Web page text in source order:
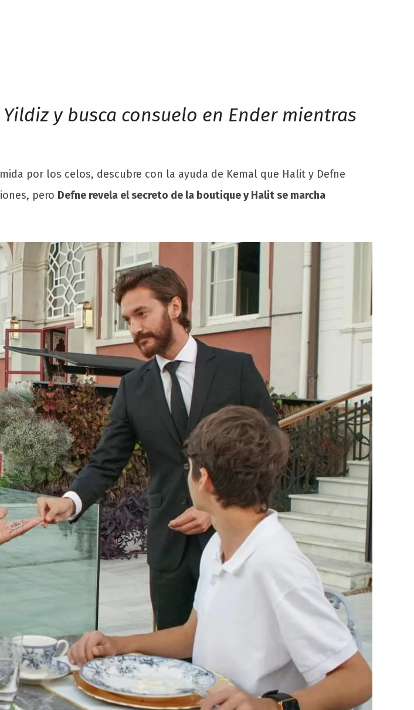
y busca consuelo en Ender mientras
por los celos, descubre con la ayuda de Kemal que Halit y Defne
pero Defne revela el secreto de la boutique y Halit se marcha